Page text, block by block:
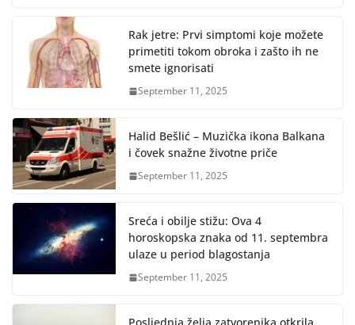
Rak jetre: Prvi simptomi koje možete
primetiti tokom obroka i zašto ih ne
smete ignorisati
September 11, 2025
Halid Bešlić – Muzička ikona Balkana
i čovek snažne životne priče
September 11, 2025
Sreća i obilje stižu: Ova 4
horoskopska znaka od 11. septembra
ulaze u period blagostanja
September 11, 2025